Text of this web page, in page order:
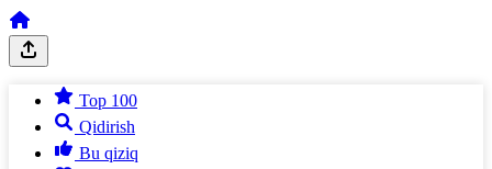
Top 100
Qidirish
Bu qiziq